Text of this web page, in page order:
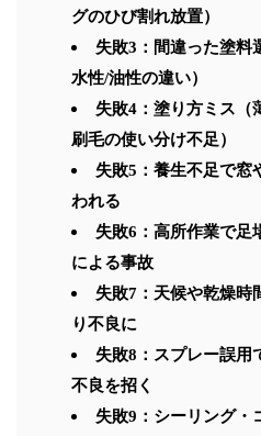
グのひび割れ放置）
失敗3：間違った塗料
水性/油性の違い）
失敗4：塗り方ミス（
刷毛の使い分け不足）
失敗5：養生不足で窓
われる
失敗6：高所作業で足
による事故
失敗7：天候や乾燥時
り不良に
失敗8：スプレー誤用
不良を招く
失敗9：シーリング・